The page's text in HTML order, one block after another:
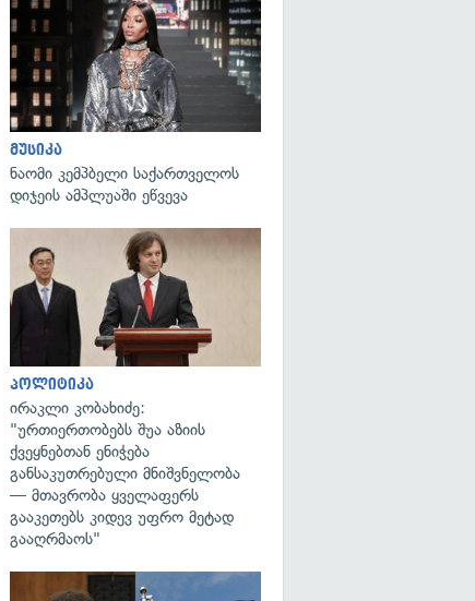
გადახედვა
გადახედვა
მუსიკა
ნაომი კემპბელი საქართველოს
დიჯეის ამპლუაში ეწვევა
პოლიტიკა
ირაკლი კობახიძე:
"ურთიერთობებს შუა აზიის
ქვეყნებთან ენიჭება
განსაკუთრებული მნიშვნელობა
— მთავრობა ყველაფერს
გააკეთებს კიდევ უფრო მეტად
გააღრმაოს"